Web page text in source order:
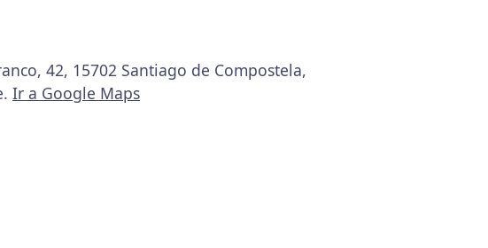
42, 15702 Santiago de Compostela,
Ir a Google Maps